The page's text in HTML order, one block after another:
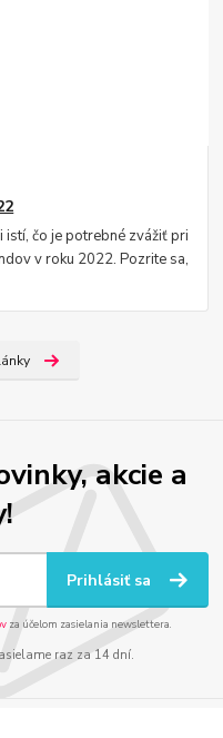
istí, čo je potrebné zvážiť pri
v roku 2022. Pozrite sa,
akcie a
Prihlásiť sa
za účelom zasielania newslettera.
raz za 14 dní.